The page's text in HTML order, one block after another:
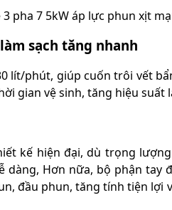
3 pha 7 5kW áp lực phun xịt
sạch tăng nhanh
lít/phút, giúp cuốn trôi vết
gian vệ sinh, tăng hiệu suất
kế hiện đại, dù trọng
dàng, Hơn nữa, bộ phận
đầu phun, tăng tính tiện